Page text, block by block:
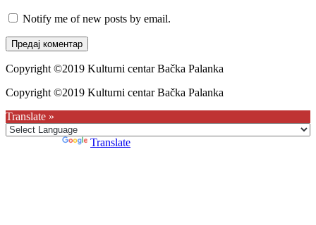
Notify me of new posts by email.
Copyright ©2019 Kulturni centar Bačka Palanka
Copyright ©2019 Kulturni centar Bačka Palanka
Translate »
Translate